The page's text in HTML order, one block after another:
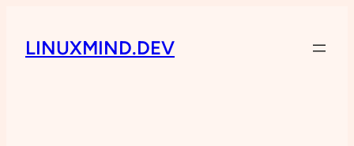
LINUXMIND.DEV